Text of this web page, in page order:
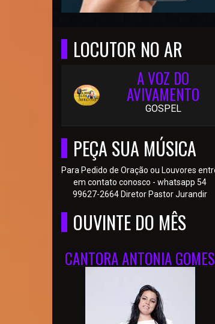
LOCUTOR NO AR
A VOZ DO
AVIVAMENTO
GOSPEL
PEÇA SUA MÚSICA
Para Pedido de Oração ou Louvores
em contato conosco - whatsapp 54
99627-2664 Diretor Pastor Jurandir
OUVINTE DO MÊS
CANTORA ANTONIA GOMES